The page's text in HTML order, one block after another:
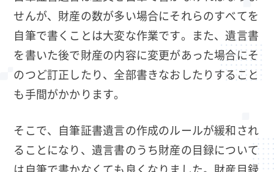
せんが、財産の数が多い場合にそれらのすべてを
自筆で書くことは大変な作業です。また、遺言書
を書いた後で財産の内容に変更があった場合にそ
のつど訂正したり、全部書きなおしたりすること
も手間がかかります。
そこで、自筆証書遺言の作成のルールが緩和され
ることになり、遺言書のうち財産の目録について
は自筆で書かなくても良くなりました。財産目録